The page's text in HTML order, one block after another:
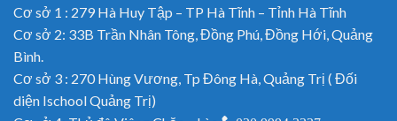
Cơ sở 1 : 279 Hà Huy Tập – TP Hà Tĩnh – Tỉnh Hà Tĩnh
Cơ sở 2: 33B Trần Nhân Tông, Đồng Phú, Đồng Hới, Quảng
Bình.
Cơ sở 3 : 270 Hùng Vương, Tp Đông Hà, Quảng Trị ( Đối
diện Ischool Quảng Trị)